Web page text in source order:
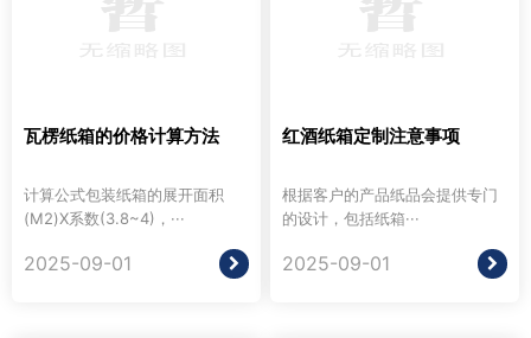
瓦楞纸箱的价格计算方法
计算公式包装纸箱的展开面积
(M2)X系数(3.8~4)，···
2025-09-01
红酒纸箱定制注意事项
根据客户的产品纸品会提供专门
的设计，包括纸箱···
2025-09-01